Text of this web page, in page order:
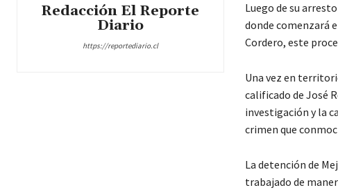
Redacción El Reporte
Diario
https://reportediario.cl
Luego de su
donde comenzará
Cordero, este
Una vez en
calificado de José
investigación y la
crimen que
La detención de
trabajado de